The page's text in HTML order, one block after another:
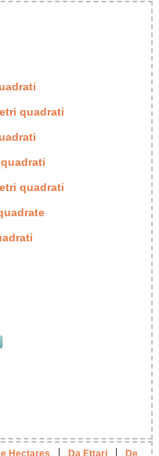
quadrati
quadrati
| |